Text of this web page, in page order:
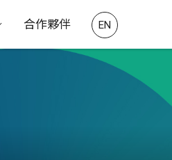
合作夥伴 EN